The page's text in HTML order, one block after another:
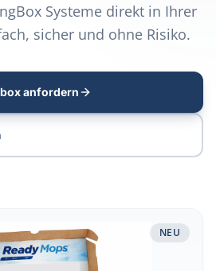
Systeme direkt in Ihrer
sicher und ohne Risiko.
anfordern
NEU